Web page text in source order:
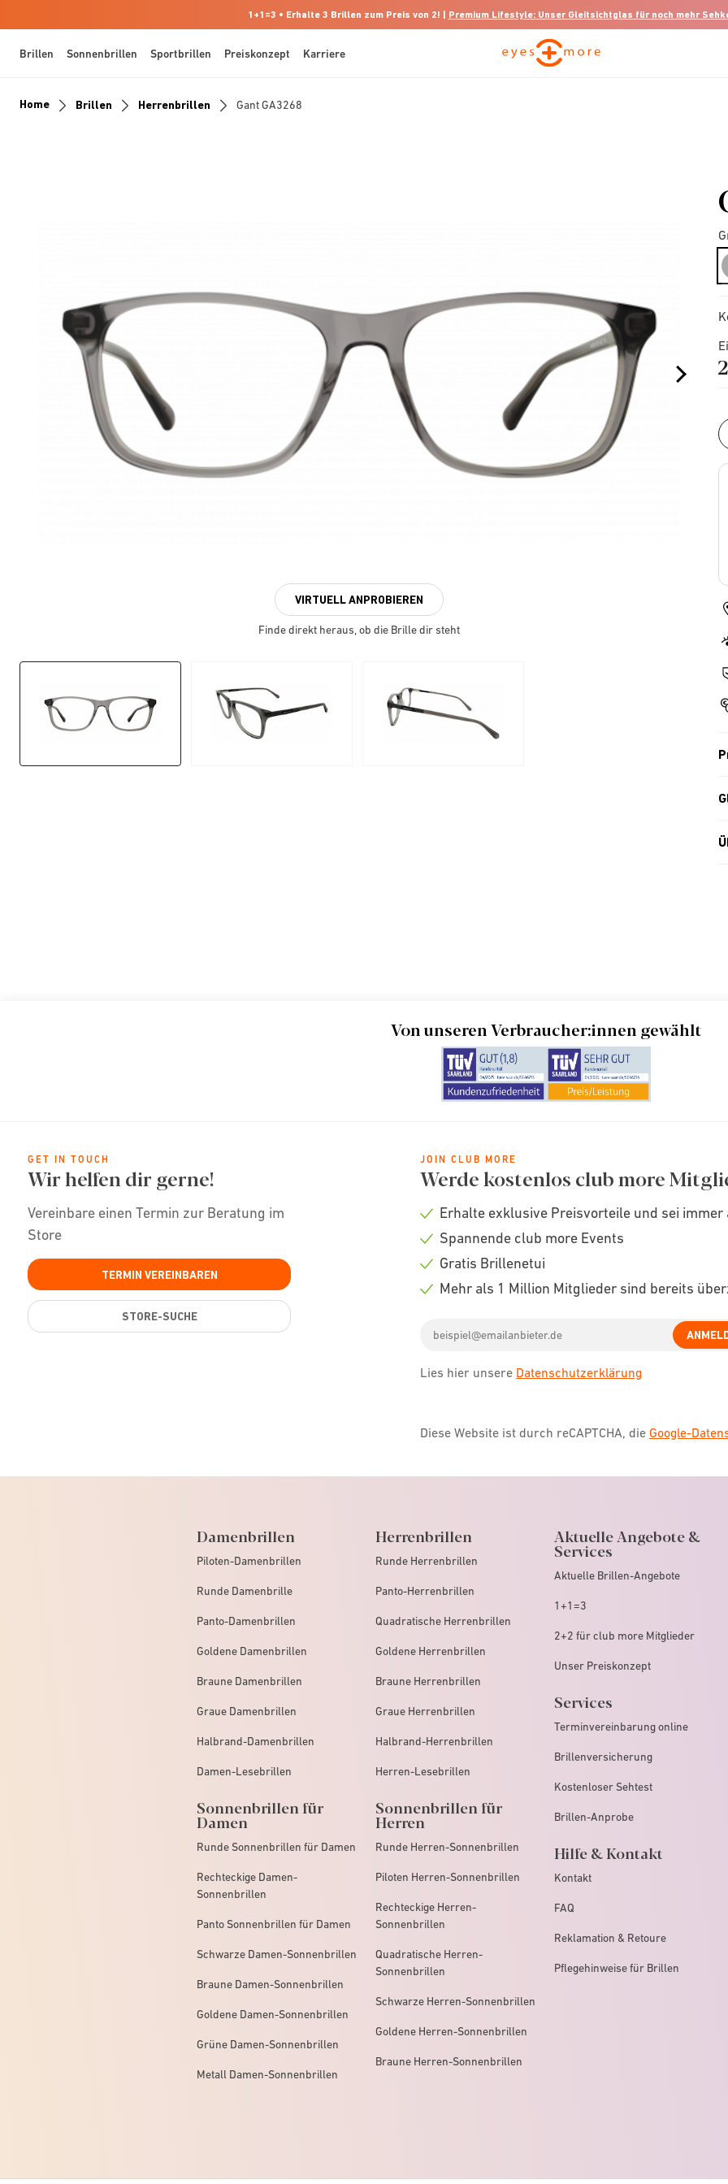
1+1=3 • Erhalte 3 Brillen zum Preis von 2! | Premium Lifestyle: Unser Gleitsichtglas für noch mehr
Brillen Sonnenbrillen Sportbrillen Preiskonzept Karriere
Home Brillen Herrenbrillen Gant GA3268
VIRTUELL ANPROBIEREN
Finde direkt heraus, ob die Brille dir steht
Von unseren Verbraucher:innen gewählt
GET IN TOUCH
Wir helfen dir gerne!
Vereinbare einen Termin zur Beratung im
Store
TERMIN VEREINBAREN
STORE-SUCHE
JOIN CLUB MORE
Werde kostenlos club more
Check
Erhalte exklusive Preisvorteile und sei
Check
Spannende club more Events
Check
Gratis Brillenetui
Mehr als 1 Million Mitglieder sind bereits
address
Lies hier unsere Datenschutzerklärung
Diese Website ist durch reCAPTCHA, die Google-
Damenbrillen
Piloten-Damenbrillen
Runde Damenbrille
Panto-Damenbrillen
Goldene Damenbrillen
Braune Damenbrillen
Graue Damenbrillen
Halbrand-Damenbrillen
Damen-Lesebrillen
Sonnenbrillen für
Damen
Runde Sonnenbrillen für Damen
Rechteckige Damen-
Sonnenbrillen
Panto Sonnenbrillen für Damen
Schwarze Damen-Sonnenbrillen
Braune Damen-Sonnenbrillen
Goldene Damen-Sonnenbrillen
Grüne Damen-Sonnenbrillen
Metall Damen-Sonnenbrillen
Herrenbrillen
Runde Herrenbrillen
Panto-Herrenbrillen
Quadratische Herrenbrillen
Goldene Herrenbrillen
Braune Herrenbrillen
Graue Herrenbrillen
Halbrand-Herrenbrillen
Herren-Lesebrillen
Sonnenbrillen für
Herren
Runde Herren-Sonnenbrillen
Piloten Herren-Sonnenbrillen
Rechteckige Herren-
Sonnenbrillen
Quadratische Herren-
Sonnenbrillen
Schwarze Herren-Sonnenbrillen
Goldene Herren-Sonnenbrillen
Braune Herren-Sonnenbrillen
Aktuelle Angebote &
Services
Aktuelle Brillen-Angebote
1+1=3
2+2 für club more Mitglieder
Unser Preiskonzept
Services
Terminvereinbarung online
Brillenversicherung
Kostenloser Sehtest
Brillen-Anprobe
Hilfe & Kontakt
Kontakt
FAQ
Reklamation & Retoure
Pflegehinweise für Brillen